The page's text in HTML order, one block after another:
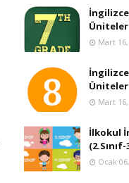
İngilizce
Mart 16,
İngilizce
Mart 16,
İlkokul
Ocak